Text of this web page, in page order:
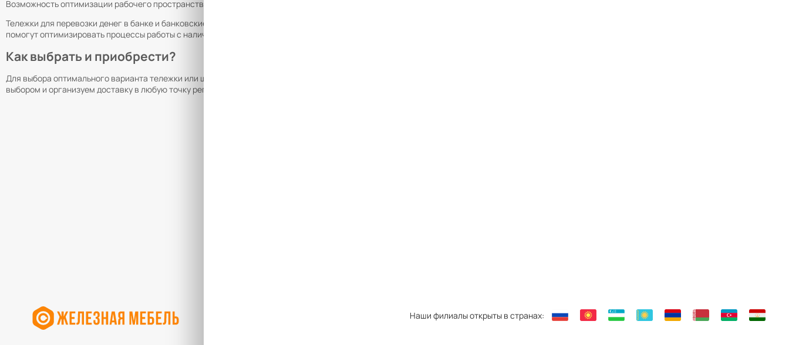
Возможность оптимизации рабочего пространства благодаря компактным размерам и эргономичному дизайну.
Тележки для перевозки денег в банке и банковские шкафы для денег от нашей компании отвечают всем требованиям безопасности и функциональности. Мы предлагаем решения, которые
помогут оптимизировать процессы работы с наличными и другими ценностями.
Как выбрать и приобрести?
Для выбора оптимального варианта тележки или шкафа для денег в Алматы, пожалуйста, обратитесь к нашим специалистам. Мы предоставим полную информацию о продукции, поможем с
выбором и организуем доставку в любую точку региона. Наши тележки и шкафы для денег – это выбор профессионалов, ценящих качество и надежность.
Наши филиалы открыты в странах: